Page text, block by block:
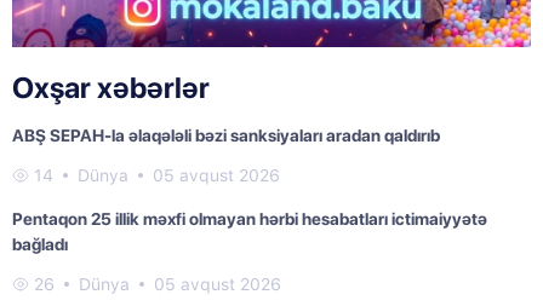
Oxşar xəbərlər
ABŞ SEPAH-la əlaqələli bəzi sanksiyaları aradan qaldırıb
14 Dünya 05 avqust 2026
Pentaqon 25 illik məxfi olmayan hərbi hesabatları ictimaiyyətə
bağladı
26 Dünya 05 avqust 2026